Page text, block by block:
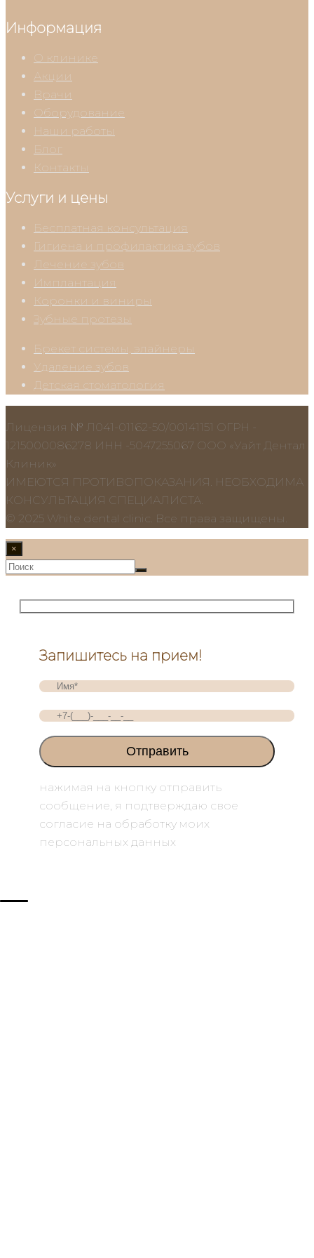
Информация
О клинике
Акции
Врачи
Оборудование
Наши работы
Блог
Контакты
Услуги и цены
Бесплатная консультация
Гигиена и профилактика зубов
Лечение зубов
Имплантация
Коронки и виниры
Зубные протезы
Брекет системы, элайнеры
Удаление зубов
Детская стоматология
Лицензия № Л041-01162-50/00141151 ОГРН -
1215000086278 ИНН -5047255067 ООО «Уайт Дентал
Клиник»
ИМЕЮТСЯ ПРОТИВОПОКАЗАНИЯ. НЕОБХОДИМА
КОНСУЛЬТАЦИЯ СПЕЦИАЛИСТА.
© 2025 White dental clinic. Все права защищены.
×
Запишитесь на прием!
нажимая на кнопку отправить
сообщение, я подтверждаю свое
согласие на обработку моих
персональных данных